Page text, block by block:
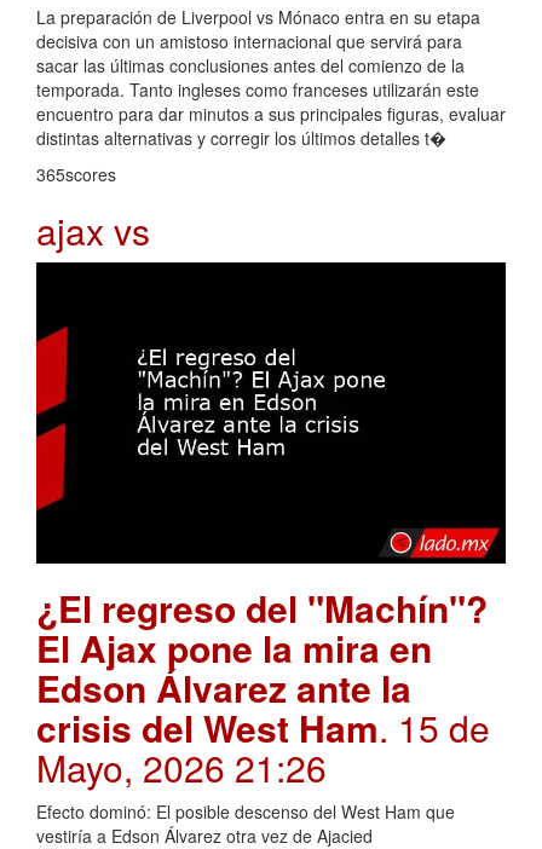
La preparación de Liverpool vs Mónaco entra en su etapa
decisiva con un amistoso internacional que servirá para
sacar las últimas conclusiones antes del comienzo de la
temporada. Tanto ingleses como franceses utilizarán este
encuentro para dar minutos a sus principales figuras, evaluar
distintas alternativas y corregir los últimos detalles t�
365scores
ajax vs
¿El regreso del "Machín"?
El Ajax pone la mira en
Edson Álvarez ante la
crisis del West Ham. 15 de
Mayo, 2026 21:26
Efecto dominó: El posible descenso del West Ham que
vestiría a Edson Álvarez otra vez de Ajacied